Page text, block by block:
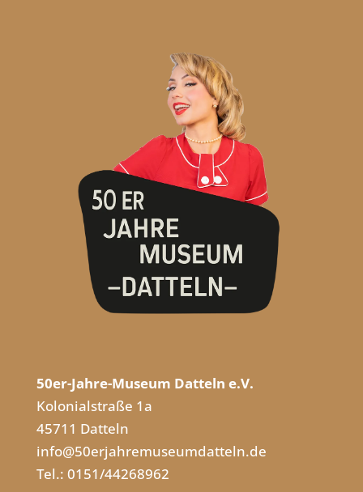
50er-Jahre-Museum Datteln e.V.
Kolonialstraße 1a
45711 Datteln
info@50erjahremuseumdatteln.de
Tel.: 0151/44268962